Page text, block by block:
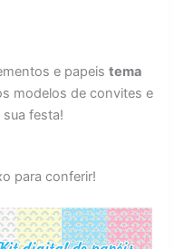
e papeis tema
modelos de convites e
festa!
para conferir!